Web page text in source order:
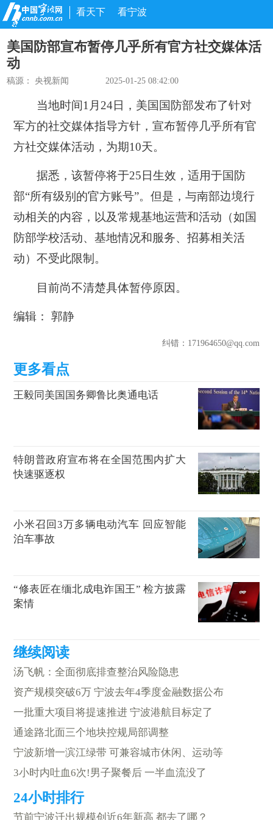
看天下 看宁波
美国防部宣布暂停几乎所有官方社交媒体活
动
稿源：央视新闻 2025-01-25 08:42:00
当地时间1月24日，美国国防部发布了针对
军方的社交媒体指导方针，宣布暂停几乎所有官
方社交媒体活动，为期10天。
据悉，该暂停将于25日生效，适用于国防
部“所有级别的官方账号”。但是，与南部边境行
动相关的内容，以及常规基地运营和活动（如国
防部学校活动、基地情况和服务、招募相关活
动）不受此限制。
目前尚不清楚具体暂停原因。
编辑： 郭静
纠错：171964650@qq.com
王毅同美国国务卿鲁比奥通电话
特朗普政府宣布将在全国范围内扩大
快速驱逐权
小米召回3万多辆电动汽车 回应智能
泊车事故
“修表匠在缅北成电诈国王” 检方披露
案情
汤飞帆：全面彻底排查整治风险隐患
资产规模突破6万 宁波去年4季度金融数据公布
一批重大项目将提速推进 宁波港航目标定了
通途路北面三个地块控规局部调整
宁波新增一滨江绿带 可兼容城市休闲、运动等
3小时内吐血6次!男子聚餐后 一半血流没了
节前宁波迁出规模创近6年新高 都去了哪？